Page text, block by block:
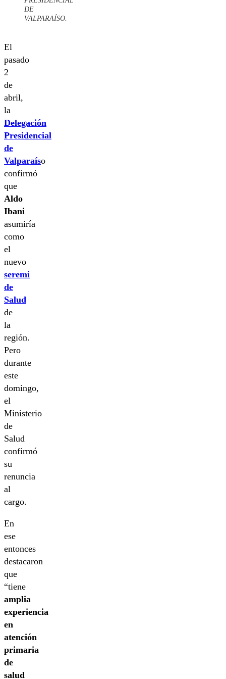
DE
VALPARAÍSO.
El
pasado
2
de
abril,
la
Delegación
Presidencial
de
Valparaíso
confirmó
que
Aldo
Ibani
asumiría
como
el
nuevo
seremi
de
Salud
de
la
región.
Pero
durante
este
domingo,
el
Ministerio
de
Salud
confirmó
su
renuncia
al
cargo.
En
ese
entonces
destacaron
que
“tiene
amplia
experiencia
en
atención
primaria
de
salud